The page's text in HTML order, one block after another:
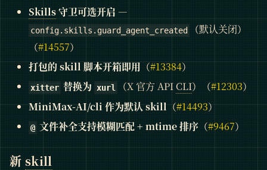
Skills守卫可选开启 —
config.skills.guard_agent_created
（默认关闭）
（#14557）
打包的 skill 脚本开箱即用（#13384）
xitter 替换为 xurl （X 官方 API CLI）（#12303）
MiniMax-AI/cli 作为默认 skill（#14493）
@ 文件补全支持模糊匹配 + mtime 排序 （#9467）
新 skill